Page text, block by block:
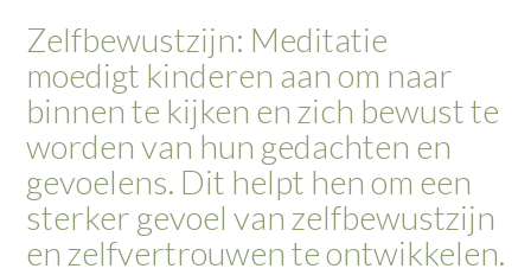
Zelfbewustzijn: Meditatie
moedigt kinderen aan om naar
binnen te kijken en zich bewust te
worden van hun gedachten en
gevoelens. Dit helpt hen om een
sterker gevoel van zelfbewustzijn
en zelfvertrouwen te ontwikkelen.